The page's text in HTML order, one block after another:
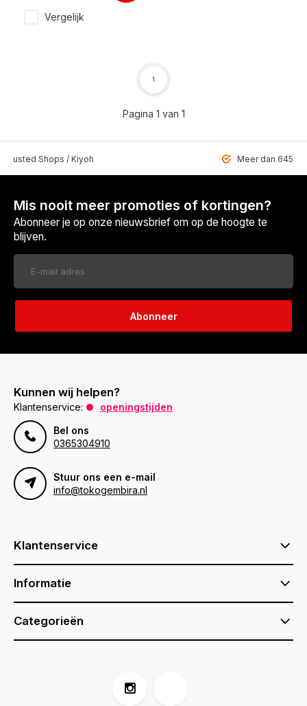
Vergelijk
Pagina 1 van 1
1
Shops / Kiyoh Meer dan 6459
Mis nooit meer promoties of kortingen?
Abonneer je op onze nieuwsbrief om op de hoogte te
blijven.
Abonneer
Kunnen wij helpen?
Klantenservice:
openingstijden
Bel ons
0365304910
Stuur ons een e-mail
info@tokogembira.nl
Klantenservice
Informatie
Categorieën